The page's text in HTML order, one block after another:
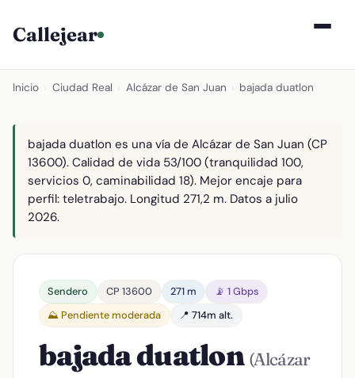
Callejear
Inicio Ciudad Real Alcázar de San Juan bajada duatlon
bajada duatlon es una vía de Alcázar de San Juan (CP
13600). Calidad de vida 53/100 (tranquilidad 100,
servicios 0, caminabilidad 18). Mejor encaje para
perfil: teletrabajo. Longitud 271,2 m. Datos a julio
2026.
Sendero CP 13600 271 m
📡 1 Gbps
⛰️ Pendiente moderada
📍 714m alt.
bajada duatlon (Alcázar